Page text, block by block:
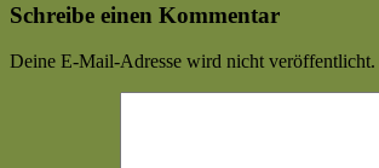
Schreibe einen Kommentar
Deine E-Mail-Adresse wird nicht veröffentlicht.